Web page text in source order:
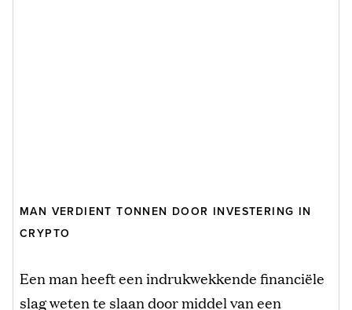
MAN VERDIENT TONNEN DOOR INVESTERING IN
CRYPTO
Een man heeft een indrukwekkende financiële
slag weten te slaan door middel van een